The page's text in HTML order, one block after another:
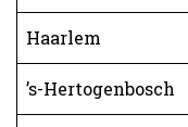
Haarlem
’s-Hertogenbosch